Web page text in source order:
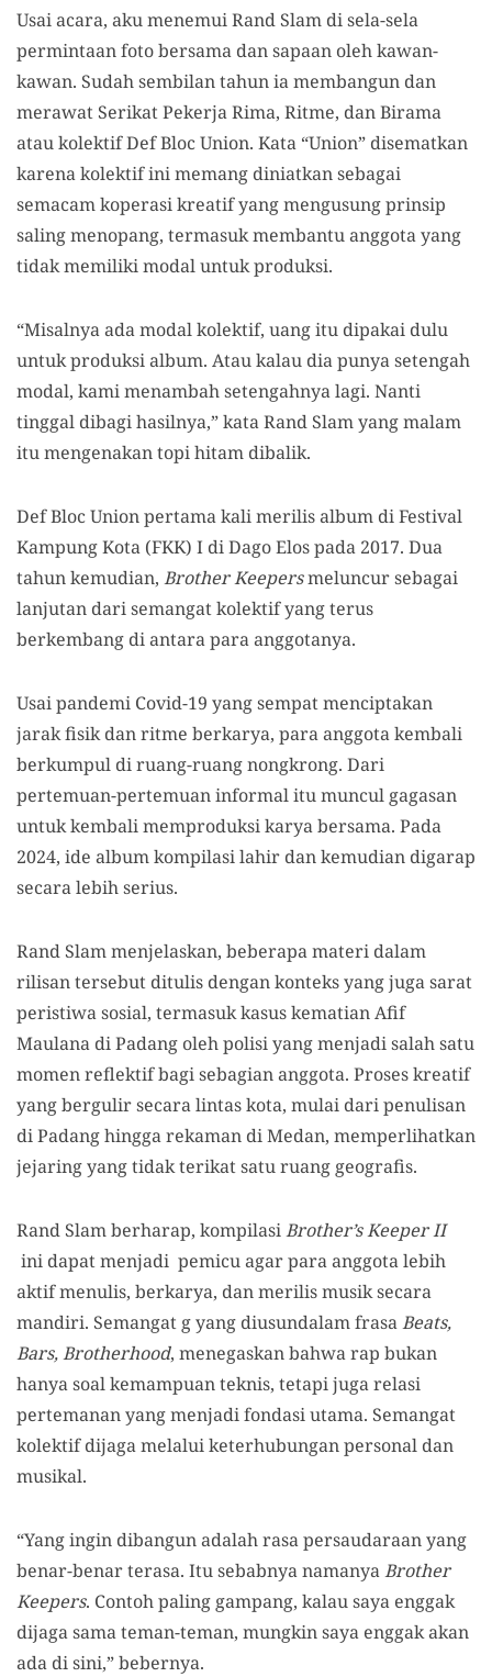
Usai acara, aku menemui Rand Slam di sela-sela
permintaan foto bersama dan sapaan oleh kawan-
kawan. Sudah sembilan tahun ia membangun dan
merawat Serikat Pekerja Rima, Ritme, dan Birama
atau kolektif Def Bloc Union. Kata “Union” disematkan
karena kolektif ini memang diniatkan sebagai
semacam koperasi kreatif yang mengusung prinsip
saling menopang, termasuk membantu anggota yang
tidak memiliki modal untuk produksi.
“Misalnya ada modal kolektif, uang itu dipakai dulu
untuk produksi album. Atau kalau dia punya setengah
modal, kami menambah setengahnya lagi. Nanti
tinggal dibagi hasilnya,” kata Rand Slam yang malam
itu mengenakan topi hitam dibalik.
Def Bloc Union pertama kali merilis album di Festival
Kampung Kota (FKK) I di Dago Elos pada 2017. Dua
tahun kemudian, Brother Keepersmeluncur sebagai
lanjutan dari semangat kolektif yang terus
berkembang di antara para anggotanya.
Usai pandemi Covid-19 yang sempat menciptakan
jarak fisik dan ritme berkarya, para anggota kembali
berkumpul di ruang-ruang nongkrong. Dari
pertemuan-pertemuan informal itu muncul gagasan
untuk kembali memproduksi karya bersama. Pada
2024, ide album kompilasi lahir dan kemudian digarap
secara lebih serius.
Rand Slam menjelaskan, beberapa materi dalam
rilisan tersebut ditulis dengan konteks yang juga sarat
peristiwa sosial, termasuk kasus kematian Afif
Maulana di Padang oleh polisi yang menjadi salah satu
momen reflektif bagi sebagian anggota. Proses kreatif
yang bergulir secara lintas kota, mulai dari penulisan
di Padang hingga rekaman di Medan, memperlihatkan
jejaring yang tidak terikat satu ruang geografis.
Rand Slam berharap, kompilasiBrother’s Keeper II
ini dapat menjadi pemicu agar para anggota lebih
aktif menulis, berkarya, dan merilis musik secara
mandiri. Semangat g yang diusundalam frasaBeats,
Bars, Brotherhood, menegaskan bahwa rap bukan
hanya soal kemampuan teknis, tetapi juga relasi
pertemanan yang menjadi fondasi utama. Semangat
kolektif dijaga melalui keterhubungan personal dan
musikal.
“Yang ingin dibangun adalah rasa persaudaraan yang
benar-benar terasa. Itu sebabnya namanyaBrother
Keepers. Contoh paling gampang, kalau saya enggak
dijaga sama teman-teman, mungkin saya enggak akan
ada di sini,” bebernya.